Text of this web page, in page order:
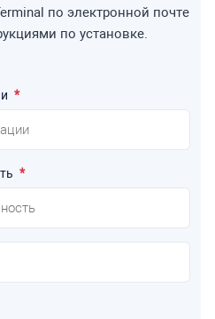
по электронной почте
по установке.
*
*